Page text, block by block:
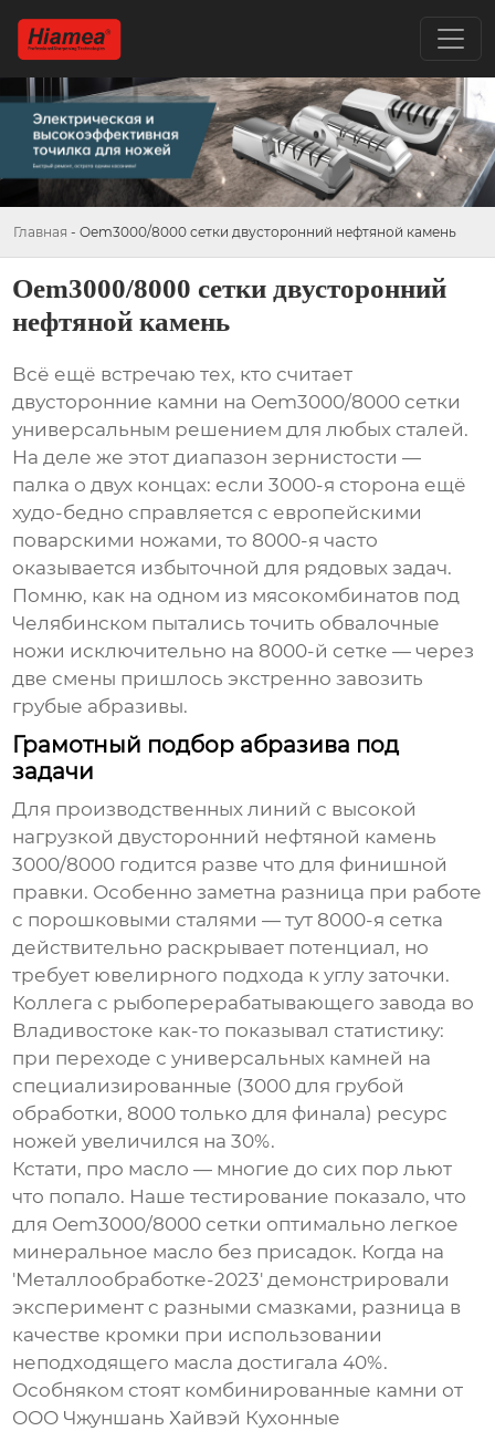
Главная - Oem3000/8000 сетки двусторонний нефтяной камень
Oem3000/8000 сетки двусторонний
нефтяной камень
Всё ещё встречаю тех, кто считает
двусторонние камни на Oem3000/8000 сетки
универсальным решением для любых сталей.
На деле же этот диапазон зернистости —
палка о двух концах: если 3000-я сторона ещё
худо-бедно справляется с европейскими
поварскими ножами, то 8000-я часто
оказывается избыточной для рядовых задач.
Помню, как на одном из мясокомбинатов под
Челябинском пытались точить обвалочные
ножи исключительно на 8000-й сетке — через
две смены пришлось экстренно завозить
грубые абразивы.
Грамотный подбор абразива под
задачи
Для производственных линий с высокой
нагрузкойдвусторонний нефтяной камень
3000/8000 годится разве что для финишной
правки. Особенно заметна разница при работе
с порошковыми сталями — тут 8000-я сетка
действительно раскрывает потенциал, но
требует ювелирного подхода к углу заточки.
Коллега с рыбоперерабатывающего завода во
Владивостоке как-то показывал статистику:
при переходе с универсальных камней на
специализированные (3000 для грубой
обработки, 8000 только для финала) ресурс
ножей увеличился на 30%.
Кстати, про масло — многие до сих пор льют
что попало. Наше тестирование показало, что
для Oem3000/8000 сетки оптимально легкое
минеральное масло без присадок. Когда на
'Металлообработке-2023' демонстрировали
эксперимент с разными смазками, разница в
качестве кромки при использовании
неподходящего масла достигала 40%.
Особняком стоят комбинированные камни от
ООО Чжуншань Хайвэй Кухонные